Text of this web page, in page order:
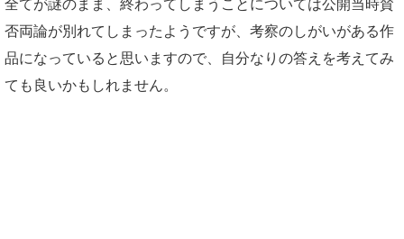
全てが謎のまま、終わってしまうことについては公開当時賛
否両論が別れてしまったようですが、考察のしがいがある作
品になっていると思いますので、自分なりの答えを考えてみ
ても良いかもしれません。